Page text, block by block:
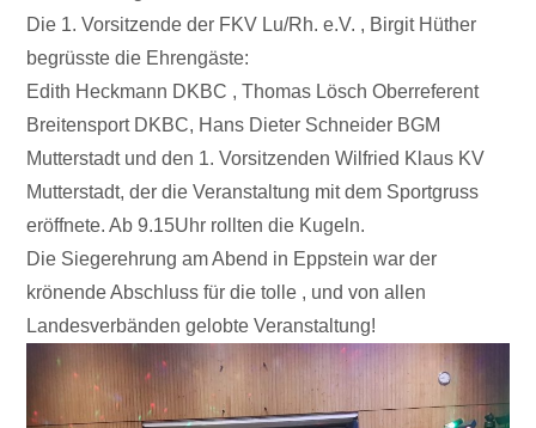
Die 1. Vorsitzende der FKV Lu/Rh. e.V. , Birgit Hüther
begrüsste die Ehrengäste:
Edith Heckmann DKBC , Thomas Lösch Oberreferent
Breitensport DKBC, Hans Dieter Schneider BGM
Mutterstadt und den 1. Vorsitzenden Wilfried Klaus KV
Mutterstadt, der die Veranstaltung mit dem Sportgruss
eröffnete. Ab 9.15Uhr rollten die Kugeln.
Die Siegerehrung am Abend in Eppstein war der
krönende Abschluss für die tolle , und von allen
Landesverbänden gelobte Veranstaltung!